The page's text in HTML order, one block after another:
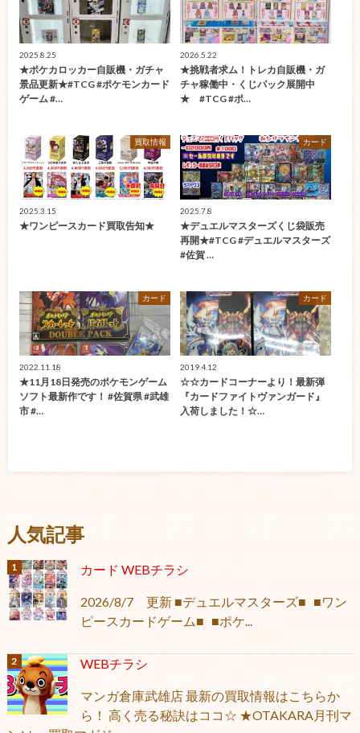
2025.8.25
★ポケカロッカー自販機・ガチャ
景品更新★#TCG #ポケモンカード
ゲーム #…
2026.5.22
★挑戦者求ム！トレカ自販機・ガ
チャ稼働中・くじパック展開中
★ #TCG #ポ…
買取情報
2025.3.15
★ワンピースカード買取告知★
カード
2025.7.8
★デュエルマスターズくじ袋販売
再開★#TCG #デュエルマスターズ
#佐賀 …
カード
2022.11.18
★11月18日発売のポケモンゲーム
ソフト最新作です！ #佐賀県 #武雄
市 #…
カード
2019.4.12
☆☆カードコーナーより！最新弾
『カードファイトヴァンガード』
入荷しました！☆…
人気記事
カード WEBチラシ
2026/8/7 更新 ■デュエルマスターズ■ ■ワン
ピースカードゲーム■ ■ポケ...
WEBチラシ
マンガ倉庫武雄店 最新の買取情報はこちらか
ら！ 高く売る秘訣はココ☆ ★OTAKARA月刊マ